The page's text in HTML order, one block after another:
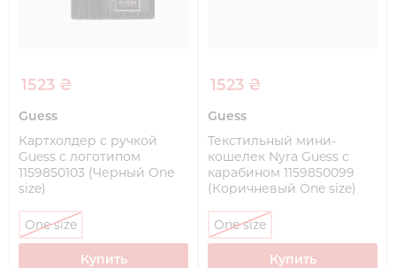
1523 ₴
Guess
Картхолдер с ручкой
Guess с логотипом
1159850103 (Черный One
size)
One size
Купить
1523 ₴
Guess
Текстильный мини-
кошелек Nyra Guess с
карабином 1159850099
(Коричневый One size)
One size
Купить